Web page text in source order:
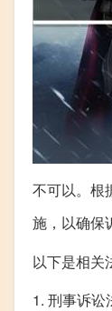
不可以。根
施，以确保
以下是相关
1. 刑事诉